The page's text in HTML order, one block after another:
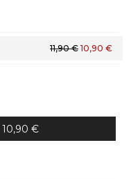
11,90 € 10,90 €
10,90 €